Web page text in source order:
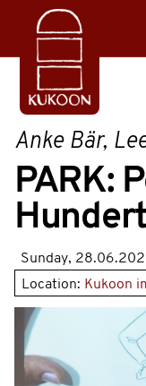
Anke Bär,
PARK:
Sunday,
Location: Kukoon